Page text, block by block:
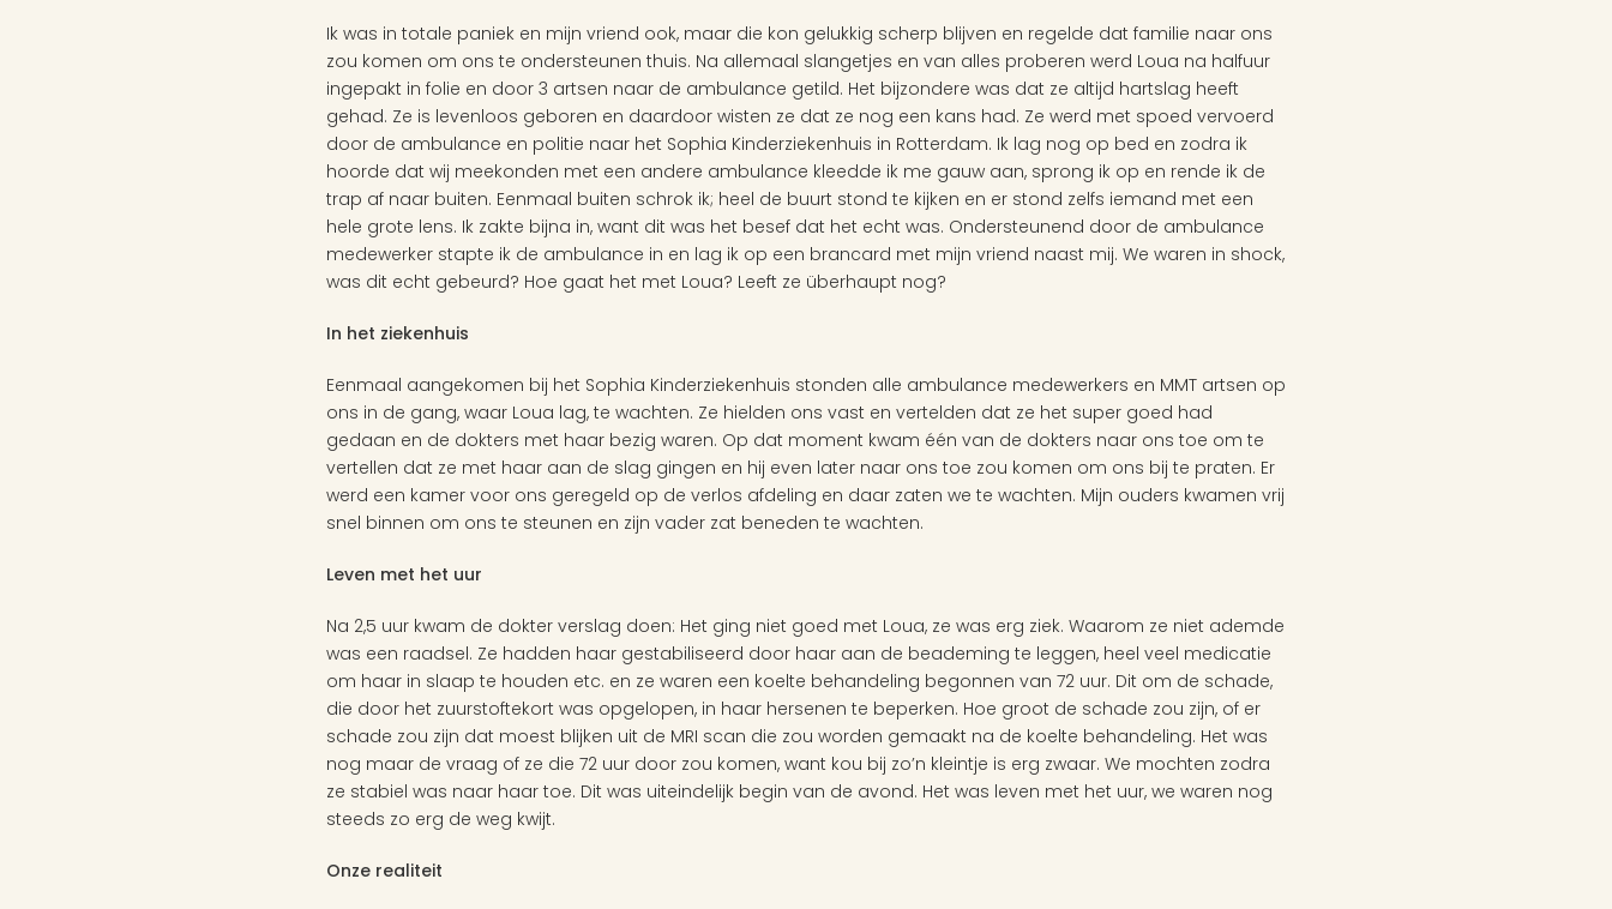
Ik was in totale paniek en mijn vriend ook, maar die kon gelukkig scherp blijven en regelde dat familie naar ons
zou komen om ons te ondersteunen thuis. Na allemaal slangetjes en van alles proberen werd Loua na halfuur
ingepakt in folie en door 3 artsen naar de ambulance getild. Het bijzondere was dat ze altijd hartslag heeft
gehad. Ze is levenloos geboren en daardoor wisten ze dat ze nog een kans had. Ze werd met spoed vervoerd
door de ambulance en politie naar het Sophia Kinderziekenhuis in Rotterdam. Ik lag nog op bed en zodra ik
hoorde dat wij meekonden met een andere ambulance kleedde ik me gauw aan, sprong ik op en rende ik de
trap af naar buiten. Eenmaal buiten schrok ik; heel de buurt stond te kijken en er stond zelfs iemand met een
hele grote lens. Ik zakte bijna in, want dit was het besef dat het echt was. Ondersteunend door de ambulance
medewerker stapte ik de ambulance in en lag ik op een brancard met mijn vriend naast mij. We waren in shock,
was dit echt gebeurd? Hoe gaat het met Loua? Leeft ze überhaupt nog?
In het ziekenhuis
Eenmaal aangekomen bij het Sophia Kinderziekenhuis stonden alle ambulance medewerkers en MMT artsen op
ons in de gang, waar Loua lag, te wachten. Ze hielden ons vast en vertelden dat ze het super goed had
gedaan en de dokters met haar bezig waren. Op dat moment kwam één van de dokters naar ons toe om te
vertellen dat ze met haar aan de slag gingen en hij even later naar ons toe zou komen om ons bij te praten. Er
werd een kamer voor ons geregeld op de verlos afdeling en daar zaten we te wachten. Mijn ouders kwamen vrij
snel binnen om ons te steunen en zijn vader zat beneden te wachten.
Leven met het uur
Na 2,5 uur kwam de dokter verslag doen: Het ging niet goed met Loua, ze was erg ziek. Waarom ze niet ademde
was een raadsel. Ze hadden haar gestabiliseerd door haar aan de beademing te leggen, heel veel medicatie
om haar in slaap te houden etc. en ze waren een koelte behandeling begonnen van 72 uur. Dit om de schade,
die door het zuurstoftekort was opgelopen, in haar hersenen te beperken. Hoe groot de schade zou zijn, of er
schade zou zijn dat moest blijken uit de MRI scan die zou worden gemaakt na de koelte behandeling. Het was
nog maar de vraag of ze die 72 uur door zou komen, want kou bij zo’n kleintje is erg zwaar. We mochten zodra
ze stabiel was naar haar toe. Dit was uiteindelijk begin van de avond. Het was leven met het uur, we waren nog
steeds zo erg de weg kwijt.
Onze realiteit